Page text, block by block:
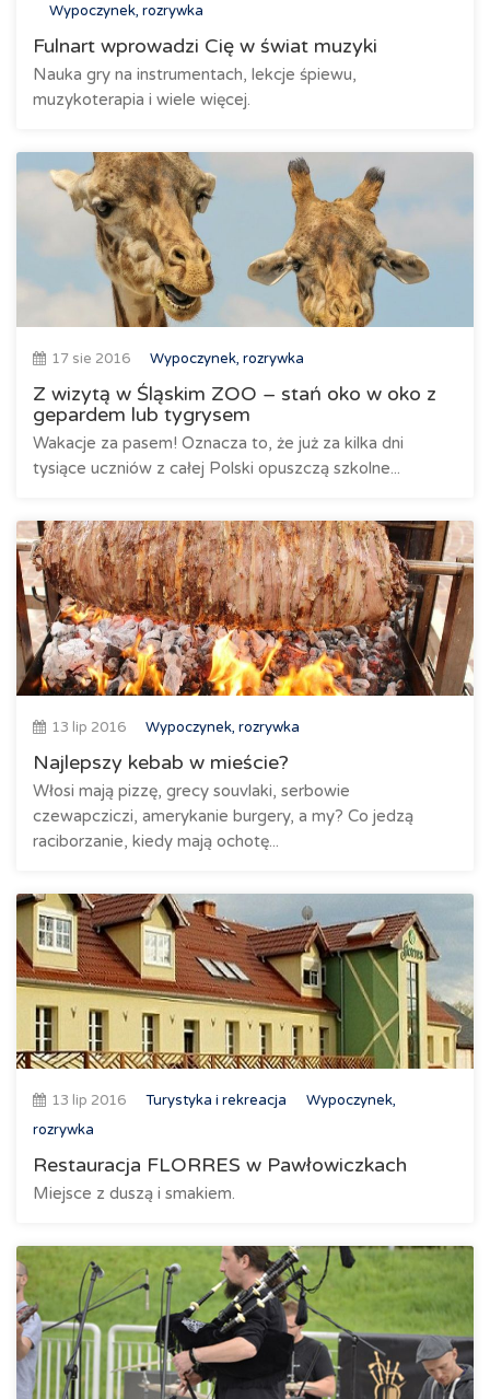
Wypoczynek, rozrywka
Fulnart wprowadzi Cię w świat muzyki
Nauka gry na instrumentach, lekcje śpiewu,
muzykoterapia i wiele więcej.
17 sie 2016 Wypoczynek, rozrywka
Z wizytą w Śląskim ZOO – stań oko w oko z
gepardem lub tygrysem
Wakacje za pasem! Oznacza to, że już za kilka dni
tysiące uczniów z całej Polski opuszczą szkolne...
13 lip 2016 Wypoczynek, rozrywka
Najlepszy kebab w mieście?
Włosi mają pizzę, grecy souvlaki, serbowie
czewapcziczi, amerykanie burgery, a my? Co jedzą
raciborzanie, kiedy mają ochotę...
13 lip 2016 Turystyka i rekreacja
Wypoczynek,
rozrywka
Restauracja FLORRES w Pawłowiczkach
Miejsce z duszą i smakiem.